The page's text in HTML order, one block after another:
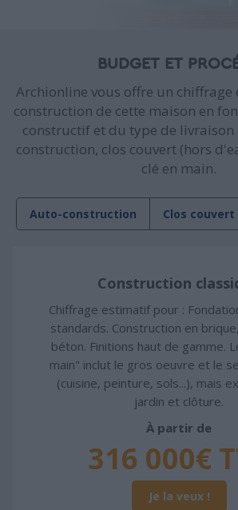
BUDGET ET
Archionline vous offre un
construction de cette maison en
constructif et du type de livraison
construction, clos couvert (hors
clé en main.
Auto-construction Clos couvert
Construction
Chiffrage estimatif pour :
standards. Construction en
béton. Finitions haut de gamme.
main" inclut le gros oeuvre et le
(cuisine, peinture, sols...), mais
jardin et clôture.
À partir de
316 000€
Je la veux !